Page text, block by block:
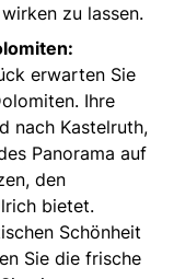
zu lassen.
erwarten Sie
Ihre
nach Kastelruth,
Panorama auf
den
bietet.
Schönheit
Sie die frische